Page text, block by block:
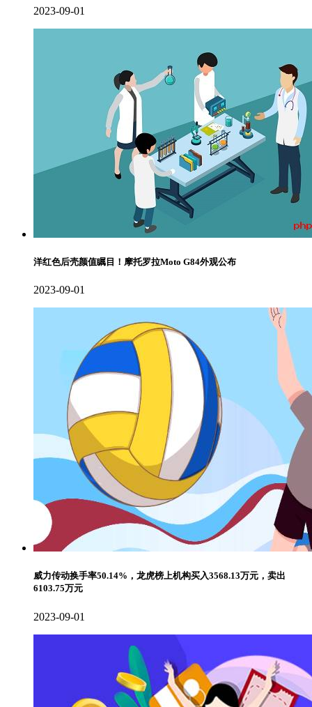
2023-09-01
洋红色后壳颜值瞩目！摩托罗拉Moto G84外观公布
2023-09-01
威力传动换手率50.14%，龙虎榜上机构买入3568.13万元，卖出
6103.75万元
2023-09-01